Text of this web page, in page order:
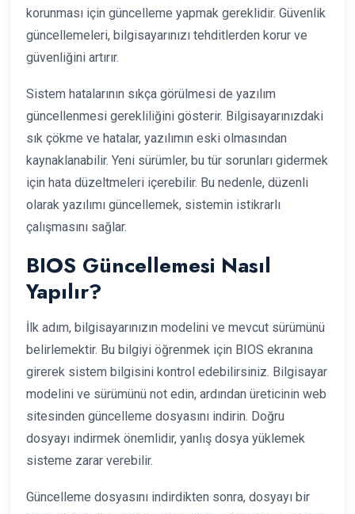
korunması için güncelleme yapmak gereklidir. Güvenlik
güncellemeleri, bilgisayarınızı tehditlerden korur ve
güvenliğini artırır.
Sistem hatalarının sıkça görülmesi de yazılım
güncellenmesi gerekliliğini gösterir. Bilgisayarınızdaki
sık çökme ve hatalar, yazılımın eski olmasından
kaynaklanabilir. Yeni sürümler, bu tür sorunları gidermek
için hata düzeltmeleri içerebilir. Bu nedenle, düzenli
olarak yazılımı güncellemek, sistemin istikrarlı
çalışmasını sağlar.
BIOS Güncellemesi Nasıl
Yapılır?
İlk adım, bilgisayarınızın modelini ve mevcut sürümünü
belirlemektir. Bu bilgiyi öğrenmek için BIOS ekranına
girerek sistem bilgisini kontrol edebilirsiniz. Bilgisayar
modelini ve sürümünü not edin, ardından üreticinin web
sitesinden güncelleme dosyasını indirin. Doğru
dosyayı indirmek önemlidir, yanlış dosya yüklemek
sisteme zarar verebilir.
Güncelleme dosyasını indirdikten sonra, dosyayı bir